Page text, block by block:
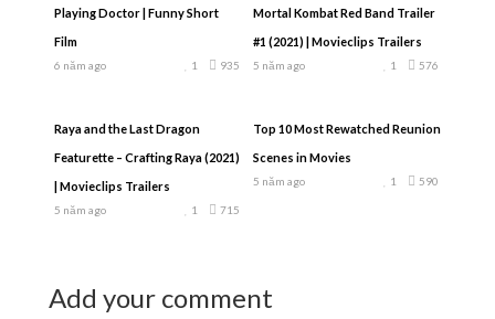
Playing Doctor | Funny Short
Film
6 năm ago 935
1
Mortal Kombat Red Band Trailer
#1 (2021) | Movieclips Trailers
5 năm ago 576
1
Raya and the Last Dragon
Featurette – Crafting Raya (2021)
| Movieclips Trailers
5 năm ago 715
1
Top 10 Most Rewatched Reunion
Scenes in Movies
5 năm ago 590
1
Add your comment